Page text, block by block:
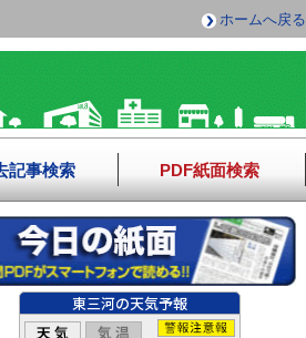
ホームへ戻る
記事検索 PDF紙面検索